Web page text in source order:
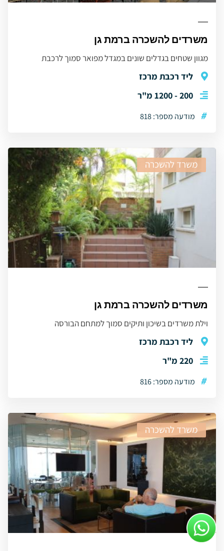
משרדים להשכרה ברמת גן
מגוון שטחים בגדלים שונים במגדל מפואר סמוך לרכבת
ליד רכבת מרכז
200 - 1200 מ"ר
# מודעה מספר: 818
משרד להשכרה
משרדים להשכרה ברמת גן
וילת משרדים בשיכון ותיקים סמוך למתחם הבורסה
ליד רכבת מרכז
220 מ"ר
# מודעה מספר: 816
משרד להשכרה